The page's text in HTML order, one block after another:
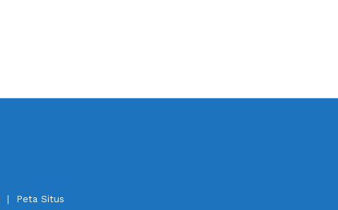
Peta Situs